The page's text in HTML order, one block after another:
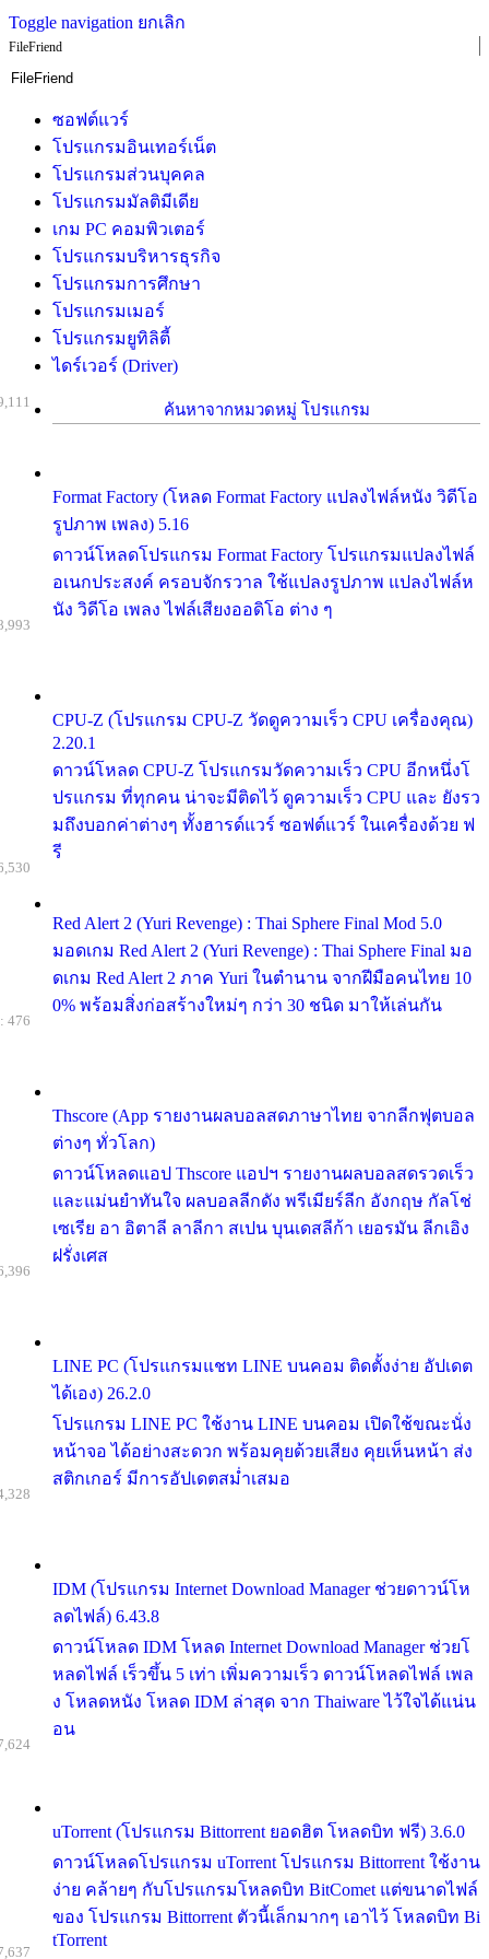
Toggle navigation ยกเลิก
FileFriend
ซอฟต์แวร์
โปรแกรมอินเทอร์เน็ต
โปรแกรมส่วนบุคคล
โปรแกรมมัลติมีเดีย
เกม PC คอมพิวเตอร์
โปรแกรมบริหารธุรกิจ
โปรแกรมการศึกษา
โปรแกรมเมอร์
โปรแกรมยูทิลิตี้
ไดร์เวอร์ (Driver)
ค้นหาจากหมวดหมู่ โปรแกรม
Format Factory (โหลด Format Factory แปลงไฟล์หนัง วิดีโอ
รูปภาพ เพลง) 5.16
ดาวน์โหลดโปรแกรม Format Factory โปรแกรมแปลงไฟล์
อเนกประสงค์ ครอบจักรวาล ใช้แปลงรูปภาพ แปลงไฟล์ห
นัง วิดีโอ เพลง ไฟล์เสียงออดิโอ ต่าง ๆ
CPU-Z (โปรแกรม CPU-Z วัดดูความเร็ว CPU เครื่องคุณ)
2.20.1
ดาวน์โหลด CPU-Z โปรแกรมวัดความเร็ว CPU อีกหนึ่งโ
ปรแกรม ที่ทุกคน น่าจะมีติดไว้ ดูความเร็ว CPU และ ยังรว
มถึงบอกค่าต่างๆ ทั้งฮารด์แวร์ ซอฟต์แวร์ ในเครื่องด้วย ฟ
รี
Red Alert 2 (Yuri Revenge) : Thai Sphere Final Mod 5.0
มอดเกม Red Alert 2 (Yuri Revenge) : Thai Sphere Final มอ
ดเกม Red Alert 2 ภาค Yuri ในตำนาน จากฝีมือคนไทย 10
0% พร้อมสิ่งก่อสร้างใหม่ๆ กว่า 30 ชนิด มาให้เล่นกัน
Thscore (App รายงานผลบอลสดภาษาไทย จากลีกฟุตบอล
ต่างๆ ทั่วโลก)
ดาวน์โหลดแอป Thscore แอปฯ รายงานผลบอลสดรวดเร็ว
และแม่นยำทันใจ ผลบอลลีกดัง พรีเมียร์ลีก อังกฤษ กัลโช่
เซเรีย อา อิตาลี ลาลีกา สเปน บุนเดสลีก้า เยอรมัน ลีกเอิง
ฝรั่งเศส
476
LINE PC (โปรแกรมแชท LINE บนคอม ติดตั้งง่าย อัปเดต
ได้เอง) 26.2.0
โปรแกรม LINE PC ใช้งาน LINE บนคอม เปิดใช้ขณะนั่ง
หน้าจอ ได้อย่างสะดวก พร้อมคุยด้วยเสียง คุยเห็นหน้า ส่ง
สติกเกอร์ มีการอัปเดตสม่ำเสมอ
IDM (โปรแกรม Internet Download Manager ช่วยดาวน์โห
ลดไฟล์) 6.43.8
ดาวน์โหลด IDM โหลด Internet Download Manager ช่วยโ
หลดไฟล์ เร็วขึ้น 5 เท่า เพิ่มความเร็ว ดาวน์โหลดไฟล์ เพล
ง โหลดหนัง โหลด IDM ล่าสุด จาก Thaiware ไว้ใจได้แน่น
อน
uTorrent (โปรแกรม Bittorrent ยอดฮิต โหลดบิท ฟรี) 3.6.0
ดาวน์โหลดโปรแกรม uTorrent โปรแกรม Bittorrent ใช้งาน
ง่าย คล้ายๆ กับโปรแกรมโหลดบิท BitComet แต่ขนาดไฟล์
ของ โปรแกรม Bittorrent ตัวนี้เล็กมากๆ เอาไว้ โหลดบิท Bi
tTorrent